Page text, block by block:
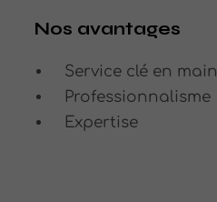
Nos avantages
Service clé en main
Professionnalisme
Expertise